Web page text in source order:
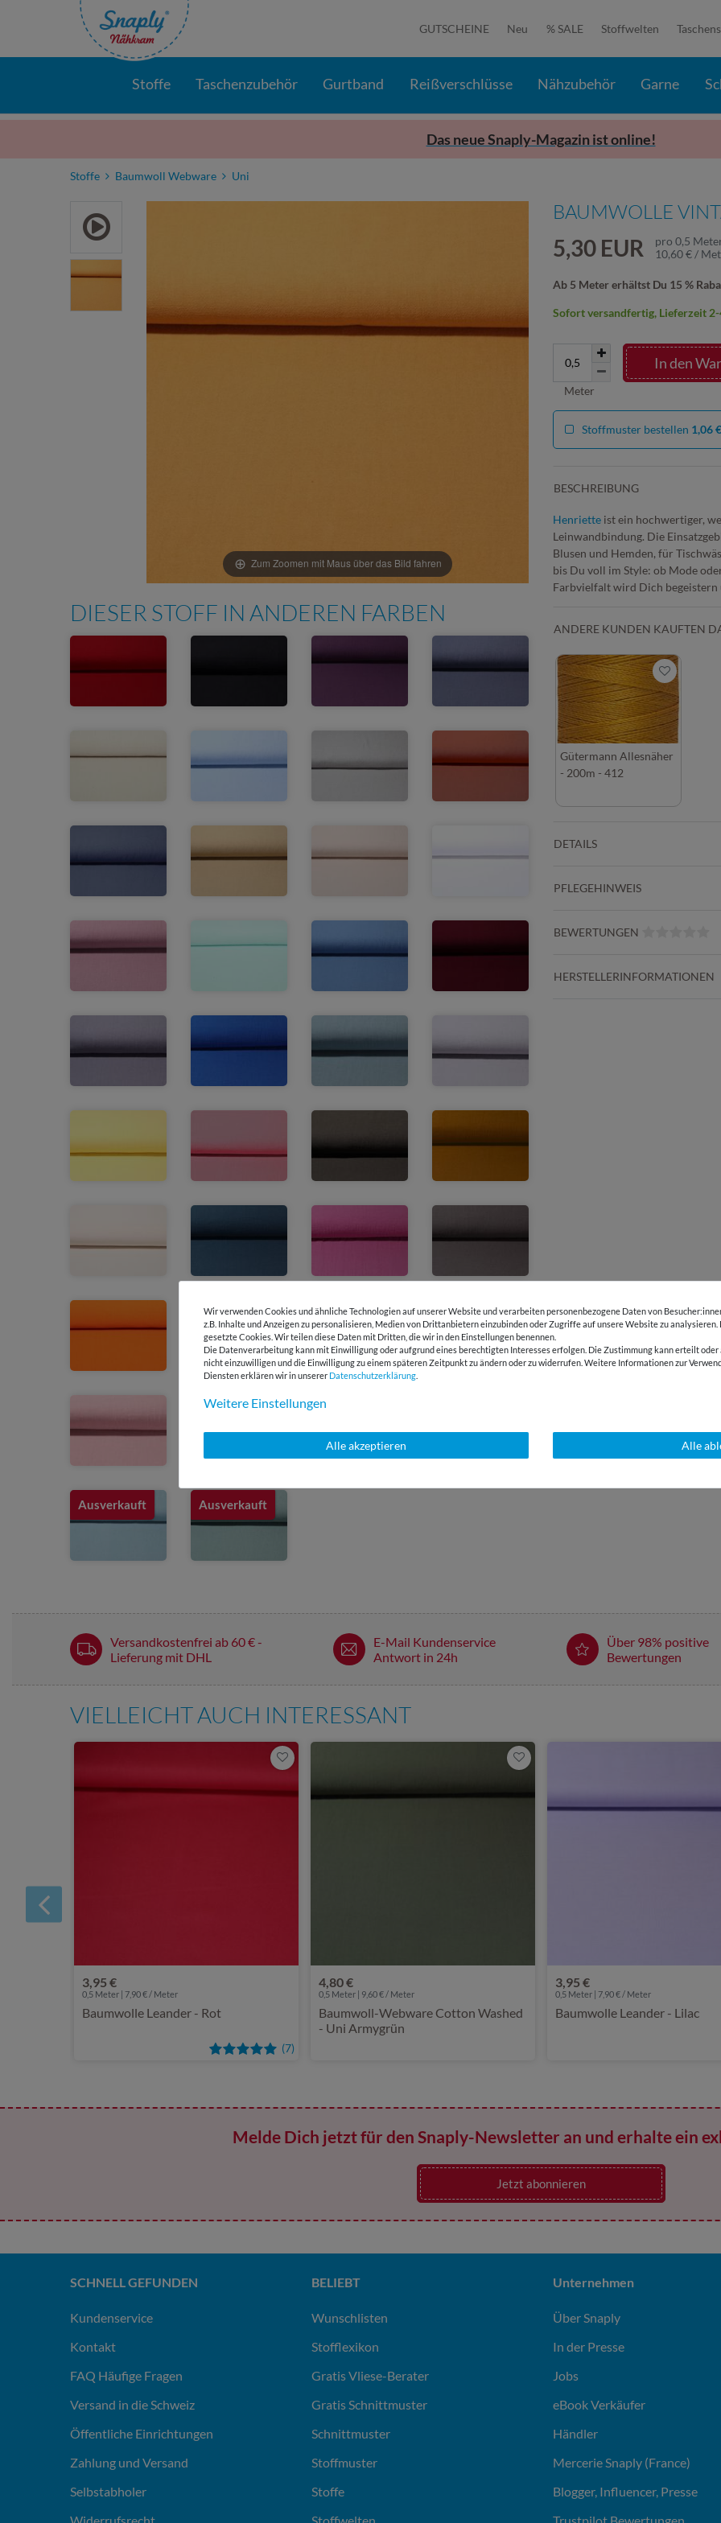
GUTSCHEINE Neu % SALE Stoffwelten
Stoffe Taschenzubehör Gurtband Reißverschlüsse Nähzubehör Garne
Das neue Snaply-Magazin ist online!
Stoffe Baumwoll Webware Uni
Zum Zoomen mit Maus über das Bild fahren
DIESER STOFF IN ANDEREN FARBEN
Ausverkauft Ausverkauft
BAUMWOLLE
5,30 EUR pro 0,5
10,60 € /
Ab 5 Meter erhältst Du 15 %
In den
Meter
Sofort versandfertig, Lieferzeit
Stoffmuster bestellen 1,06 €
BESCHREIBUNG
Henriette ist ein hochwertiger,
Leinwandbindung. Die
Blusen und Hemden, für
bis Du voll im Style: ob Mode
Farbvielfalt wird Dich
ANDERE KUNDEN KAUFTEN
Gütermann Allesnäher
- 200m - 412
DETAILS
PFLEGEHINWEIS
BEWERTUNGEN
HERSTELLERINFORMATIONEN
Versandkostenfrei ab 60 € -
Lieferung mit DHL
E-Mail Kundenservice
Antwort in 24h
Über 98% positive
Bewertungen
VIELLEICHT AUCH INTERESSANT
(7)
3,95 €
0,5 Meter | 7,90 € / Meter
Baumwolle Leander - Rot
4,80 €
0,5 Meter | 9,60 € / Meter
Baumwoll-Webware Cotton Washed
- Uni Armygrün
3,95 €
0,5 Meter | 7,90 € / Meter
Baumwolle Leander - Lilac
Melde Dich jetzt für den Snaply-Newsletter an und erhalte ein
Jetzt abonnieren
Wir verwenden Cookies und ähnliche Technologien auf unserer Website und verarbeiten personenbezogene Daten von
z.B. Inhalte und Anzeigen zu personalisieren, Medien von Drittanbietern einzubinden oder Zugriffe auf unsere Website zu
gesetzte Cookies. Wir teilen diese Daten mit Dritten, die wir in den Einstellungen benennen.
Die Datenverarbeitung kann mit Einwilligung oder aufgrund eines berechtigten Interesses erfolgen. Die Zustimmung kann erteilt oder
nicht einzuwilligen und die Einwilligung zu einem späteren Zeitpunkt zu ändern oder zu widerrufen. Weitere Informationen zur
Diensten erklären wir in unserer Daten­schutz­erklärung
Weitere Einstellungen
Alle akzeptieren Alle
SCHNELL GEFUNDEN
Kundenservice
Kontakt
FAQ Häufige Fragen
Versand in die Schweiz
Öffentliche Einrichtungen
Zahlung und Versand
Selbstabholer
BELIEBT
Wunschlisten
Stofflexikon
Gratis Vliese-Berater
Gratis Schnittmuster
Schnittmuster
Stoffmuster
Stoffe
Unternehmen
Über Snaply
In der Presse
Jobs
eBook Verkäufer
Händler
Mercerie Snaply (France)
Blogger, Influencer, Presse